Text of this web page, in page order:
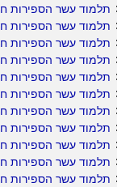
תלמוד עשר הספירות
תלמוד עשר הספירות
תלמוד עשר הספירות
תלמוד עשר הספירות
תלמוד עשר הספירות
תלמוד עשר הספירות
תלמוד עשר הספירות
תלמוד עשר הספירות
תלמוד עשר הספירות
תלמוד עשר הספירות
תלמוד עשר הספירות